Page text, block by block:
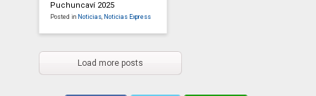
Puchuncaví 2025
Posted in Noticias Noticias Express
Load more posts